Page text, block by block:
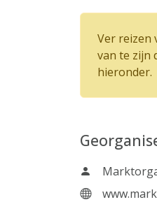
Ver reizen
van te zijn
hieronder.